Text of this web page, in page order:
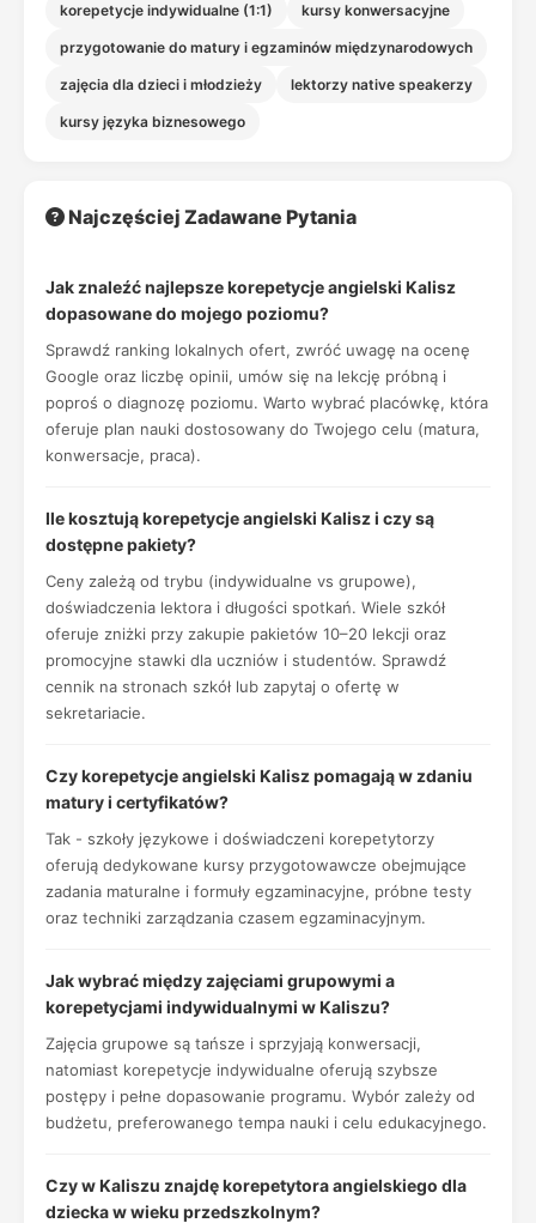
korepetycje indywidualne (1:1) kursy konwersacyjne
przygotowanie do matury i egzaminów międzynarodowych
zajęcia dla dzieci i młodzieży lektorzy native speakerzy
kursy języka biznesowego
Najczęściej Zadawane Pytania
Jak znaleźć najlepsze korepetycje angielski Kalisz
dopasowane do mojego poziomu?
Sprawdź ranking lokalnych ofert, zwróć uwagę na ocenę
Google oraz liczbę opinii, umów się na lekcję próbną i
poproś o diagnozę poziomu. Warto wybrać placówkę, która
oferuje plan nauki dostosowany do Twojego celu (matura,
konwersacje, praca).
Ile kosztują korepetycje angielski Kalisz i czy są
dostępne pakiety?
Ceny zależą od trybu (indywidualne vs grupowe),
doświadczenia lektora i długości spotkań. Wiele szkół
oferuje zniżki przy zakupie pakietów 10–20 lekcji oraz
promocyjne stawki dla uczniów i studentów. Sprawdź
cennik na stronach szkół lub zapytaj o ofertę w
sekretariacie.
Czy korepetycje angielski Kalisz pomagają w zdaniu
matury i certyfikatów?
Tak - szkoły językowe i doświadczeni korepetytorzy
oferują dedykowane kursy przygotowawcze obejmujące
zadania maturalne i formuły egzaminacyjne, próbne testy
oraz techniki zarządzania czasem egzaminacyjnym.
Jak wybrać między zajęciami grupowymi a
korepetycjami indywidualnymi w Kaliszu?
Zajęcia grupowe są tańsze i sprzyjają konwersacji,
natomiast korepetycje indywidualne oferują szybsze
postępy i pełne dopasowanie programu. Wybór zależy od
budżetu, preferowanego tempa nauki i celu edukacyjnego.
Czy w Kaliszu znajdę korepetytora angielskiego dla
dziecka w wieku przedszkolnym?